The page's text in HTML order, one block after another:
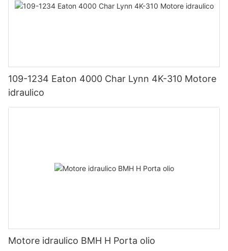
109-1234 Eaton 4000 Char Lynn 4K-310 Motore
idraulico
Motore idraulico BMH H Porta olio